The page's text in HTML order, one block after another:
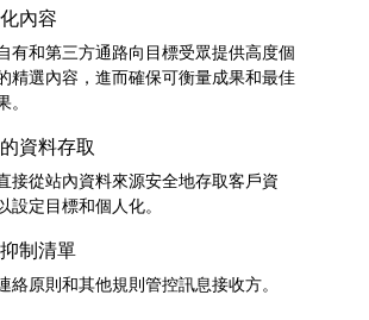
內容
有和第三方通路向目標受眾提供高度個
精選內容，進而確保可衡量成果和最佳
。
資料存取
接從站內資料來源安全地存取客戶資
設定目標和個人化。
制清單
絡原則和其他規則管控訊息接收方。